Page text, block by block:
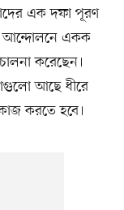
এক দফা পূরণ
আন্দোলনে একক
করেছেন।
আছে ধীরে
করতে হবে।